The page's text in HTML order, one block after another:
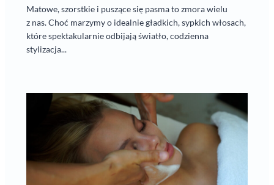
Matowe, szorstkie i puszące się pasma to zmora wielu
z nas. Choć marzymy o idealnie gładkich, sypkich włosach,
które spektakularnie odbijają światło, codzienna
stylizacja...